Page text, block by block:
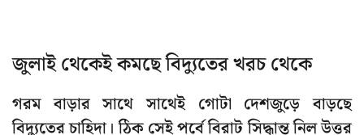
জুলাই থেকেই কমছে বিদ্যুতের খরচ থেকে
গরম বাড়ার সাথে সাথেই গোটা দেশজুড়ে বাড়ছে
বিদ্যুতের চাহিদা। ঠিক সেই পর্বে বিরাট সিদ্ধান্ত নিল উত্তর